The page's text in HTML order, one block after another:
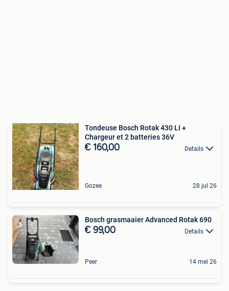
Tondeuse Bosch Rotak 430 LI +
Chargeur et 2 batteries 36V
€ 160,00 Details
Gozee 28 jul 26
Bosch grasmaaier Advanced Rotak 690
€ 99,00 Details
Peer 14 mei 26